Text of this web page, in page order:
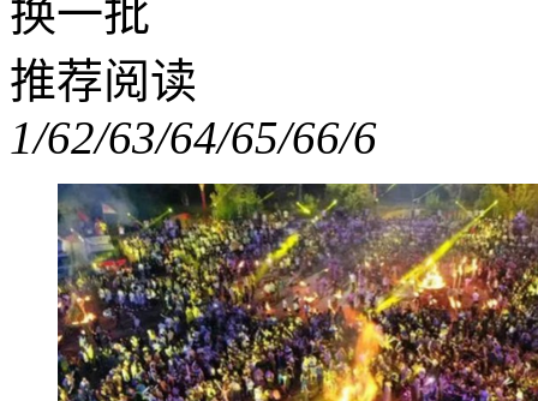
换一批
推荐阅读
1/62/63/64/65/66/6